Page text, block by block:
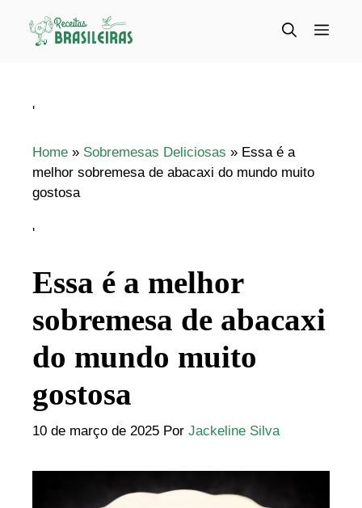
Menu
'
Home » Sobremesas Deliciosas » Essa é a
melhor sobremesa de abacaxi do mundo muito
gostosa
'
Essa é a melhor
sobremesa de abacaxi
do mundo muito
gostosa
10 de março de 2025 Por Jackeline Silva